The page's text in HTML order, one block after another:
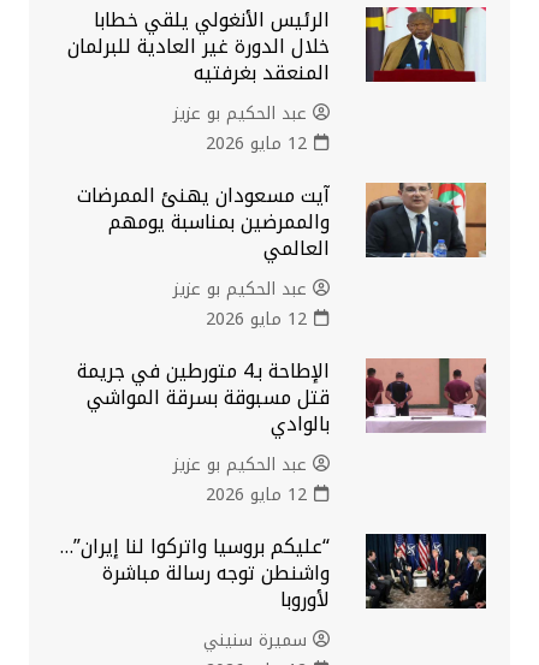
الرئيس الأنغولي يلقي خطابا
خلال الدورة غير العادية للبرلمان
المنعقد بغرفتيه
عبد الحكيم بو عزيز
12 مايو 2026
آيت مسعودان يهنئ الممرضات
والممرضين بمناسبة يومهم
العالمي
عبد الحكيم بو عزيز
12 مايو 2026
الإطاحة بـ4 متورطين في جريمة
قتل مسبوقة بسرقة المواشي
بالوادي
عبد الحكيم بو عزيز
12 مايو 2026
“عليكم بروسيا واتركوا لنا إيران”…
واشنطن توجه رسالة مباشرة
لأوروبا
سميرة سنيني